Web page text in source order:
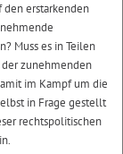
den erstarkenden
Muss es in Teilen
zunehmenden
im Kampf um die
in Frage gestellt
rechtspolitischen